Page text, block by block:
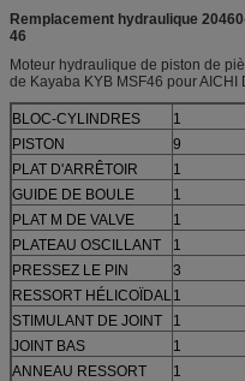
Remplacement hydraulique
46
Moteur hydraulique de piston de
de Kayaba KYB MSF46 pour AICHI
BLOC-CYLINDRES
1
PISTON
9
PLAT D'ARRÊTOIR
1
GUIDE DE BOULE
1
PLAT M DE VALVE
1
PLATEAU OSCILLANT
1
PRESSEZ LE PIN
3
RESSORT HÉLICOÏDAL1
STIMULANT DE JOINT
1
JOINT BAS
1
ANNEAU RESSORT
1